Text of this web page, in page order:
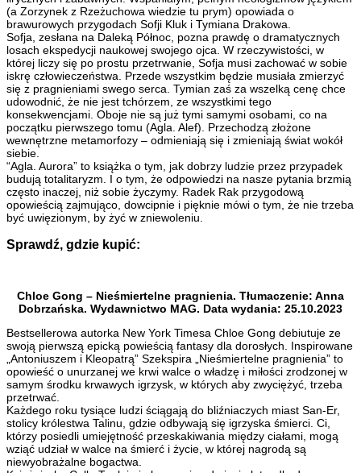
(a Zorzynek z Rzeżuchowa wiedzie tu prym) opowiada o
brawurowych przygodach Sofji Kluk i Tymiana Drakowa.
Sofja, zesłana na Daleką Północ, pozna prawdę o dramatycznych
losach ekspedycji naukowej swojego ojca. W rzeczywistości, w
której liczy się po prostu przetrwanie, Sofja musi zachować w sobie
iskrę człowieczeństwa. Przede wszystkim będzie musiała zmierzyć
się z pragnieniami swego serca. Tymian zaś za wszelką cenę chce
udowodnić, że nie jest tchórzem, ze wszystkimi tego
konsekwencjami. Oboje nie są już tymi samymi osobami, co na
początku pierwszego tomu (Agla. Alef). Przechodzą złożone
wewnętrzne metamorfozy – odmieniają się i zmieniają świat wokół
siebie.
“Agla. Aurora” to książka o tym, jak dobrzy ludzie przez przypadek
budują totalitaryzm. I o tym, że odpowiedzi na nasze pytania brzmią
często inaczej, niż sobie życzymy. Radek Rak przygodową
opowieścią zajmująco, dowcipnie i pięknie mówi o tym, że nie trzeba
być uwięzionym, by żyć w zniewoleniu.
Sprawdź, gdzie kupić:
Chloe Gong – Nieśmiertelne pragnienia. Tłumaczenie: Anna
Dobrzańska. Wydawnictwo MAG. Data wydania: 25.10.2023
Bestsellerowa autorka New York Timesa Chloe Gong debiutuje ze
swoją pierwszą epicką powieścią fantasy dla dorosłych. Inspirowane
„Antoniuszem i Kleopatrą” Szekspira „Nieśmiertelne pragnienia” to
opowieść o unurzanej we krwi walce o władzę i miłości zrodzonej w
samym środku krwawych igrzysk, w których aby zwyciężyć, trzeba
przetrwać.
Każdego roku tysiące ludzi ściągają do bliźniaczych miast San-Er,
stolicy królestwa Talinu, gdzie odbywają się igrzyska śmierci. Ci,
którzy posiedli umiejętność przeskakiwania między ciałami, mogą
wziąć udział w walce na śmierć i życie, w której nagrodą są
niewyobrażalne bogactwa.